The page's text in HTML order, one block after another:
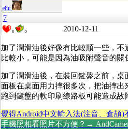
eliu
7
0 0 2010-12-11
加了潤滑油後好像有比較順一些，
比較小，可能是因為油吸附聲音的關
加了潤滑油後，在裝回鍵盤之前，桌
面板在桌面用力摔很多次，把油摔出
跑到鍵盤的軟印刷線路板可能造成故
覺得Android中文輸入法(注音、倉頡
手機照相看照片不方便？→